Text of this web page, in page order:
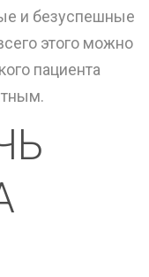
и безуспешные
этого можно
пациента